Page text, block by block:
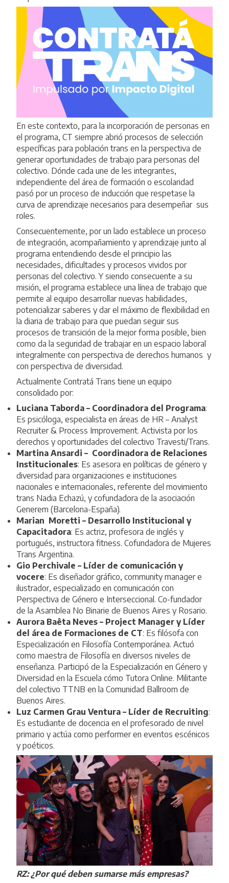
En este contexto, para la incorporación de personas en
el programa, CT siempre abrió procesos de selección
específicas para población trans en la perspectiva de
generar oportunidades de trabajo para personas del
colectivo. Dónde cada une de les integrantes,
independiente del área de formación o escolaridad
pasó por un proceso de inducción que respetase la
curva de aprendizaje necesarios para desempeñar sus
roles.
Consecuentemente, por un lado establece un proceso
de integración, acompañamiento y aprendizaje junto al
programa entendiendo desde el principio las
necesidades, dificultades y procesos vividos por
personas del colectivo. Y siendo consecuente a su
misión, el programa establece una línea de trabajo que
permite al equipo desarrollar nuevas habilidades,
potencializar saberes y dar el máximo de flexibilidad en
la diaria de trabajo para que puedan seguir sus
procesos de transición de la mejor forma posible, bien
como da la seguridad de trabajar en un espacio laboral
integralmente con perspectiva de derechos humanos y
con perspectiva de diversidad.
Actualmente Contratá Trans tiene un equipo
consolidado por:
Luciana Taborda – Coordinadora del Programa:
Es psicóloga, especialista en áreas de HR – Analyst
Recruiter & Process Improvement. Activista por los
derechos y oportunidades del colectivo Travesti/Trans.
Martina Ansardi – Coordinadora de Relaciones
Institucionales: Es asesora en políticas de género y
diversidad para organizaciones e instituciones
nacionales e internacionales, referente del movimiento
trans Nadia Echazú, y cofundadora de la asociación
Generem (Barcelona-España).
Marian Moretti – Desarrollo Institucional y
Capacitadora: Es actriz, profesora de inglés y
portugués, instructora fitness. Cofundadora de Mujeres
Trans Argentina.
Gio Perchivale – Líder de comunicación y
vocere: Es diseñador gráfico, community manager e
ilustrador, especializado en comunicación con
Perspectiva de Género e Interseccional. Co-fundador
de la Asamblea No Binarie de Buenos Aires y Rosario.
Aurora Baêta Neves – Project Manager y Líder
del área de Formaciones de CT: Es filósofa con
Especialización en Filosofía Contemporánea. Actuó
como maestra de Filosofía en diversos niveles de
enseñanza. Participó de la Especialización en Género y
Diversidad en la Escuela cómo Tutora Online. Militante
del colectivo TTNB en la Comunidad Ballroom de
Buenos Aires.
Luz Carmen Grau Ventura – Líder de Recruiting:
Es estudiante de docencia en el profesorado de nivel
primario y actúa como performer en eventos escénicos
y poéticos.
RZ: ¿Por qué deben sumarse más empresas?